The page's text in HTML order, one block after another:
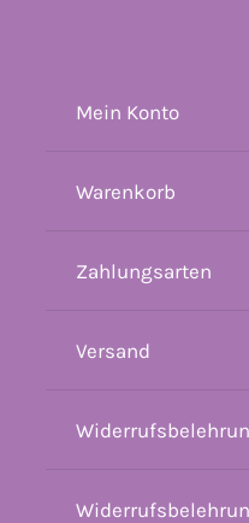
Mein Konto
Warenkorb
Zahlungsarten
Versand